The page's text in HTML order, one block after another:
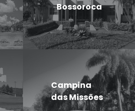
Bossoroca
Campina
das Missões